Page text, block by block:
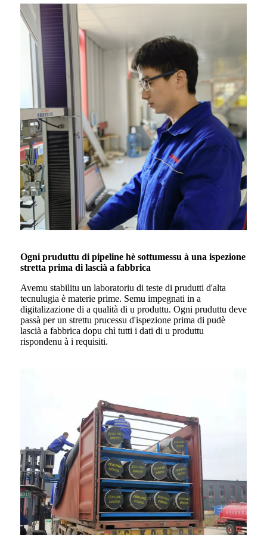
Ogni pruduttu di pipeline hè sottumessu à una ispezione
stretta prima di lascià a fabbrica
Avemu stabilitu un laboratoriu di teste di prudutti d'alta
tecnulugia è materie prime. Semu impegnati in a
digitalizazione di a qualità di u produttu. Ogni pruduttu deve
passà per un strettu prucessu d'ispezione prima di pudè
lascià a fabbrica dopu chì tutti i dati di u produttu
rispondenu à i requisiti.